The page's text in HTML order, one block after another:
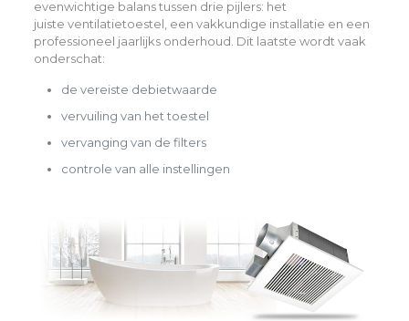
evenwichtige balans tussen drie pijlers: het
juiste ventilatietoestel, een vakkundige installatie en een
professioneel jaarlijks onderhoud . Dit laatste wordt vaak
onderschat:
de vereiste debietwaarde
vervuiling van het toestel
vervanging van de filters
controle van alle instellingen